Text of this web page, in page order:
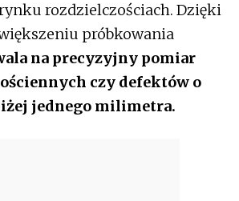
rozdzielczościach. Dzięki
próbkowania
na precyzyjny pomiar
czy defektów o
jednego milimetra.